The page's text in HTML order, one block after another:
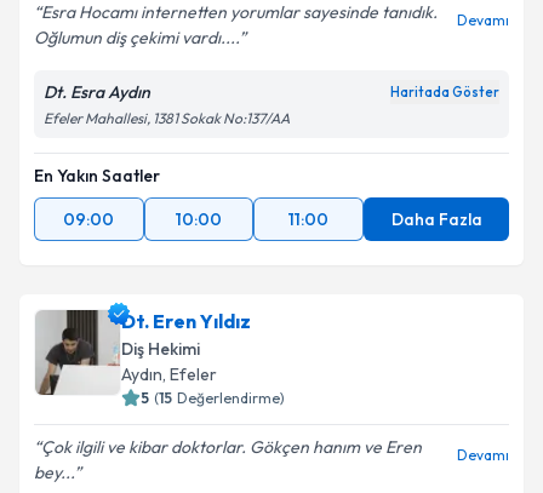
Esra Hocamı internetten yorumlar sayesinde tanıdık.
Oğlumun diş çekimi vardı....
Devamı
Dt. Esra Aydın Haritada Göster
Efeler Mahallesi, 1381 Sokak No:137/AA
En Yakın Saatler
09:00
10:00 11:00 Daha Fazla
Dt. Eren Yıldız
Diş Hekimi
Aydın, Efeler
5 (15 Değerlendirme)
Çok ilgili ve kibar doktorlar. Gökçen hanım ve Eren
bey...
Devamı